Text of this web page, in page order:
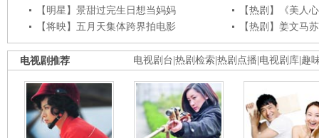
【明星】景甜过完生日想当妈妈
【热剧】《美人
【将映】五月天集体跨界拍电影
【热剧】姜文马
电视剧台 热剧检索 热剧点播 电视剧库 趣
电视剧推荐